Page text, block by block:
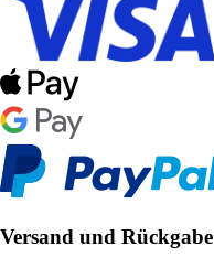
Versand und Rückgabe